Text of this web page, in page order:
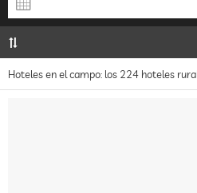
Hoteles en el campo: los 224 hoteles